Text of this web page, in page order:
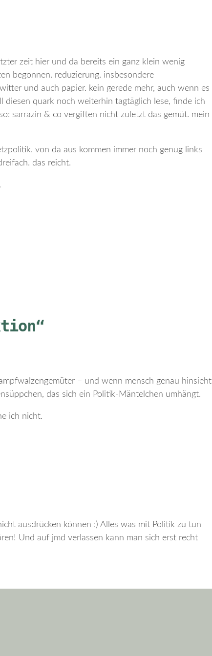
zeit hier und da bereits ein ganz klein wenig
begonnen. reduzierung. insbesondere
und auch papier. kein gerede mehr, auch wenn es
diesen quark noch weiterhin tagtäglich lese, finde ich
sarrazin & co vergiften nicht zuletzt das gemüt. mein
von da aus kommen immer noch genug links
das reicht.
– und wenn mensch genau hinsieht
das sich ein Politik-Mäntelchen umhängt.
ich nicht.
ausdrücken können :) Alles was mit Politik zu tun
Und auf jmd verlassen kann man sich erst recht